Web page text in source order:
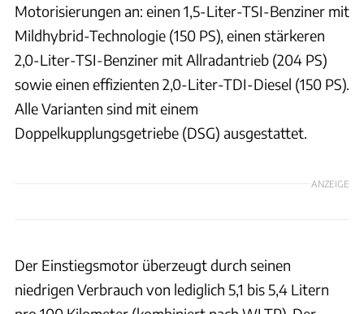
Motorisierungen an: einen 1,5-Liter-TSI-Benziner mit
Mildhybrid-Technologie (150 PS), einen stärkeren
2,0-Liter-TSI-Benziner mit Allradantrieb (204 PS)
sowie einen effizienten 2,0-Liter-TDI-Diesel (150 PS).
Alle Varianten sind mit einem
Doppelkupplungsgetriebe (DSG) ausgestattet.
ANZEIGE
Der Einstiegsmotor überzeugt durch seinen
niedrigen Verbrauch von lediglich 5,1 bis 5,4 Litern